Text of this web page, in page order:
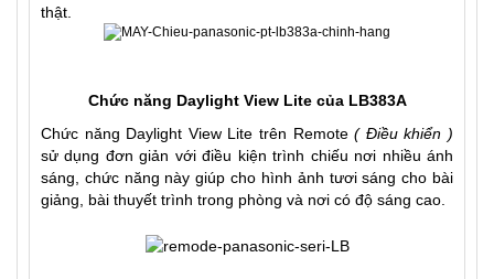
thật.
Chức năng Daylight View Lite của LB383A
Chức năng Daylight View Lite trên Remote( Điều khiển )
sử dụng đơn giản với điều kiện trình chiếu nơi nhiều ánh
sáng, chức năng này giúp cho hình ảnh tươi sáng cho bài
giảng, bài thuyết trình trong phòng và nơi có độ sáng cao.